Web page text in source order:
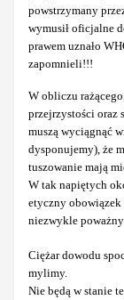
powstrzymany
wymusił oficjalne
prawem uznało
zapomnieli!!!
W obliczu
przejrzystości oraz
muszą wyciągnąć
dysponujemy), że
tuszowanie mają
W tak napiętych
etyczny obowiązek
niezwykle
Ciężar dowodu
mylimy.
Nie będą w stanie